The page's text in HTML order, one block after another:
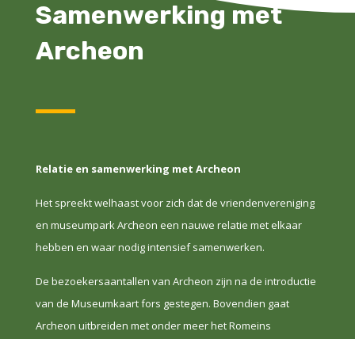
Samenwerking met
Archeon
Relatie en samenwerking met Archeon
Het spreekt welhaast voor zich dat de vriendenvereniging
en museumpark Archeon een nauwe relatie met elkaar
hebben en waar nodig intensief samenwerken.
De bezoekersaantallen van Archeon zijn na de introductie
van de Museumkaart fors gestegen. Bovendien gaat
Archeon uitbreiden met onder meer het Romeins